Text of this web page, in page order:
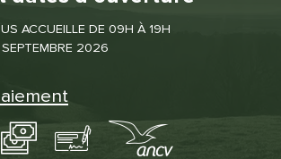
ACCUEILLE DE 09H À 19H
2026